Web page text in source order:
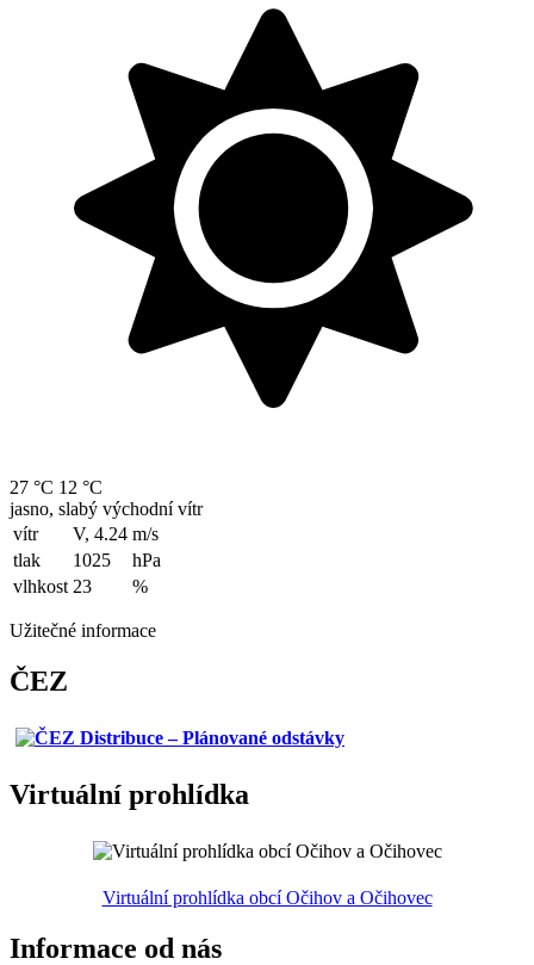
27 °C 12 °C
jasno, slabý východní vítr
vítr
V, 4.24 m/s
tlak
1025
hPa
vlhkost 23 %
Užitečné informace
ČEZ
Virtuální prohlídka
Virtuální prohlídka obcí Očihov a Očihovec
Informace od nás